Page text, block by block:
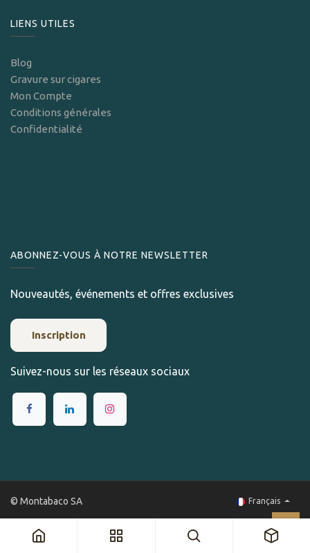
LIENS UTILES
Blog
Gravure sur cigares
Mon Compte
Conditions générales
Confidentialité
ABONNEZ-VOUS À NOTRE NEWSLETTER
Nouveautés, événements et offres exclusives
Inscription
Suivez-nous sur les réseaux sociaux
© Montabaco SA Français